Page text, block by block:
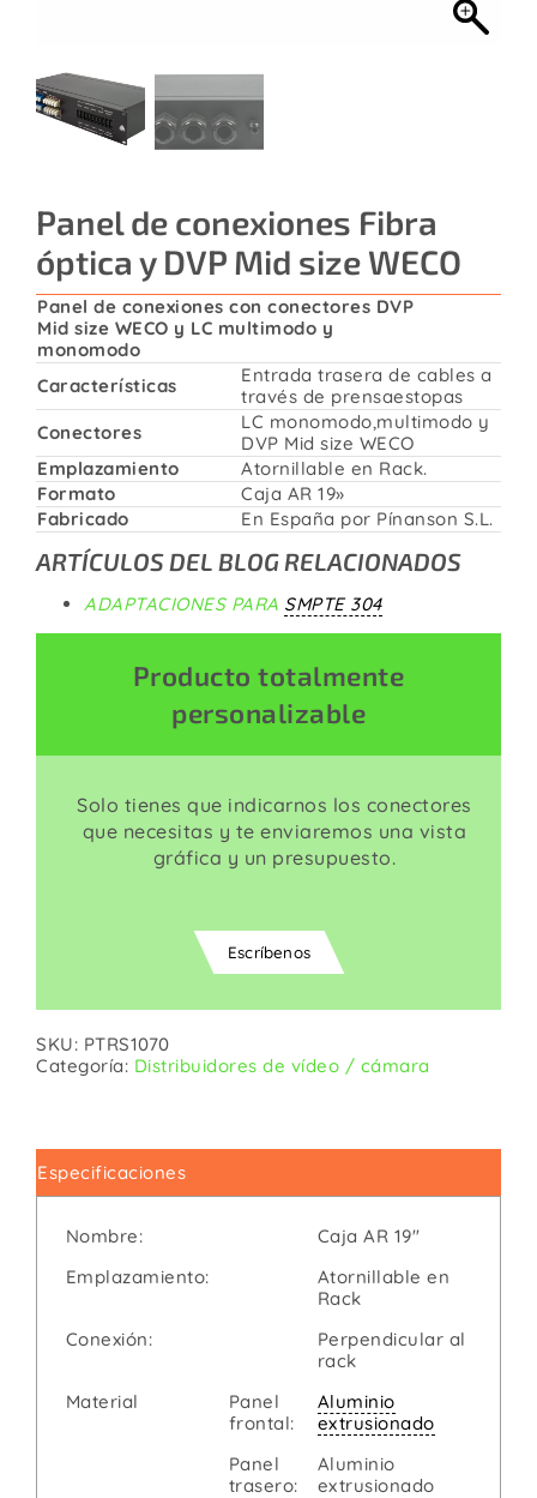
Panel de conexiones Fibra
óptica y DVP Mid size WECO
Panel de conexiones con conectores DVP
Mid size WECO y LC multimodo y
monomodo
Características
Entrada trasera de cables a
través de prensaestopas
Conectores
LC monomodo,multimodo y
DVP Mid size WECO
Emplazamiento
Atornillable en Rack.
Formato
Caja AR 19»
Fabricado
En España por Pínanson S.L.
ARTÍCULOS DEL BLOG RELACIONADOS
ADAPTACIONES PARA SMPTE 304
Producto totalmente
personalizable
Solo tienes que indicarnos los conectores
que necesitas y te enviaremos una vista
gráfica y un presupuesto.
Escríbenos
SKU: PTRS1070
Categoría: Distribuidores de vídeo / cámara
Especificaciones
Nombre:
Caja AR 19"
Emplazamiento:
Atornillable en
Rack
Conexión:
Perpendicular al
rack
Material
Panel
frontal:
Aluminio
extrusionado
Panel
trasero:
Aluminio
extrusionado